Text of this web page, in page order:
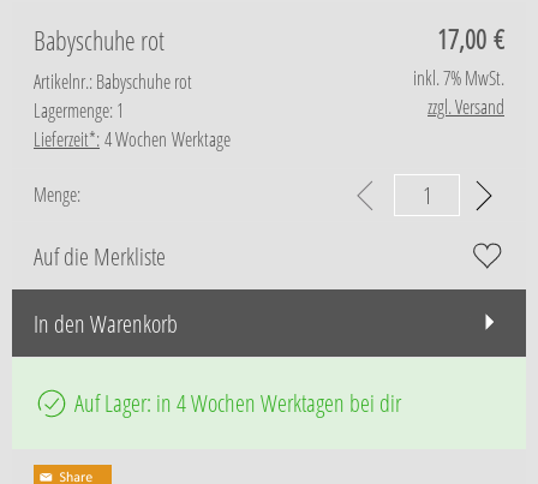
17,00 €
Babyschuhe rot
Artikelnr.: Babyschuhe rot
Lagermenge: 1
Lieferzeit*:4 Wochen Werktage
inkl. 7% MwSt.
zzgl. Versand
Menge:
Auf die Merkliste
In den Warenkorb
Auf Lager: in 4 Wochen Werktagen bei dir